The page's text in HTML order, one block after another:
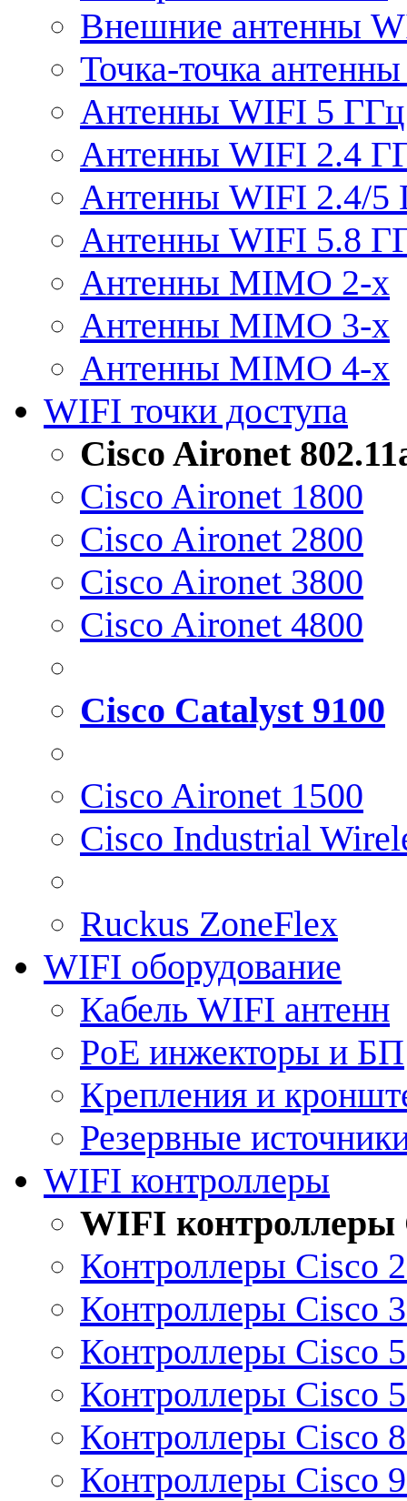
Внешние антенны
Точка-точка
Антенны WIFI 5 ГГц
Антенны WIFI 2.4
Антенны WIFI 2.4/5
Антенны WIFI 5.8
Антенны MIMO 2-x
Антенны MIMO 3-x
Антенны MIMO 4-x
WIFI точки доступа
Cisco Aironet
Cisco Aironet 1800
Cisco Aironet 2800
Cisco Aironet 3800
Cisco Aironet 4800
Cisco Catalyst 9100
Cisco Aironet 1500
Cisco Industrial
Ruckus ZoneFlex
WIFI оборудование
Кабель WIFI антенн
PoE инжекторы и БП
Крепления и
Резервные
WIFI контроллеры
WIFI контроллеры
Контроллеры Cisco
Контроллеры Cisco
Контроллеры Cisco
Контроллеры Cisco
Контроллеры Cisco
Контроллеры Cisco